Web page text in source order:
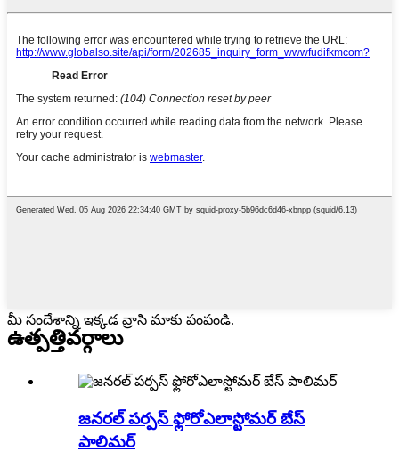
మీ సందేశాన్ని ఇక్కడ వ్రాసి మాకు పంపండి.
ఉత్పత్తివర్గాలు
జనరల్ పర్పస్ ఫ్లోరోఎలాస్టోమర్ బేస్
పాలిమర్